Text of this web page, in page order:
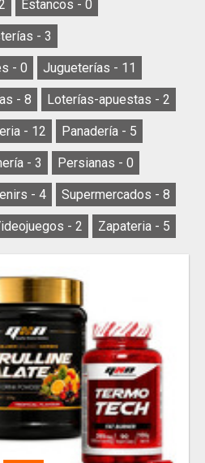
Estancos - 0
- 3
- 0 Jugueterías - 11
- 8 Loterías-apuestas - 2
- 12 Panadería - 5
- 3 Persianas - 0
- 4 Supermercados - 8
- 2 Zapateria - 5